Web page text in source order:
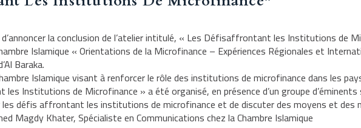
la conclusion de l’atelier intitulé, « Les Défisaffrontant les Institutions de
Islamique « Orientations de la Microfinance – Expériences Régionales et
Baraka.
Islamique visant à renforcer le rôle des institutions de microfinance dans les
Institutions de Microfinance » a été organisé, en présence d’un groupe d’éminents
les défis affrontant les institutions de microfinance et de discuter des moyens et
Magdy Khater, Spécialiste en Communications chez la Chambre Islamique